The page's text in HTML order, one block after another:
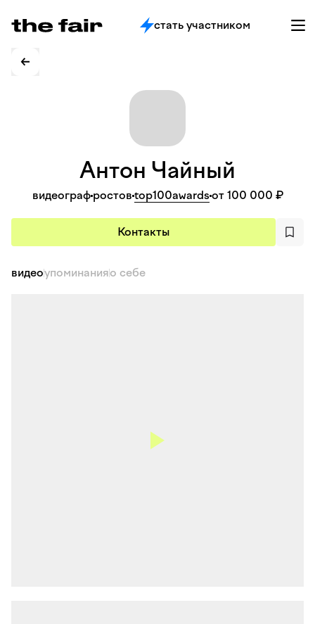
стать участником
Антон Чайный
видеографростовtop100awardsот 100 000 ₽
Контакты
видеоупоминанияо себе